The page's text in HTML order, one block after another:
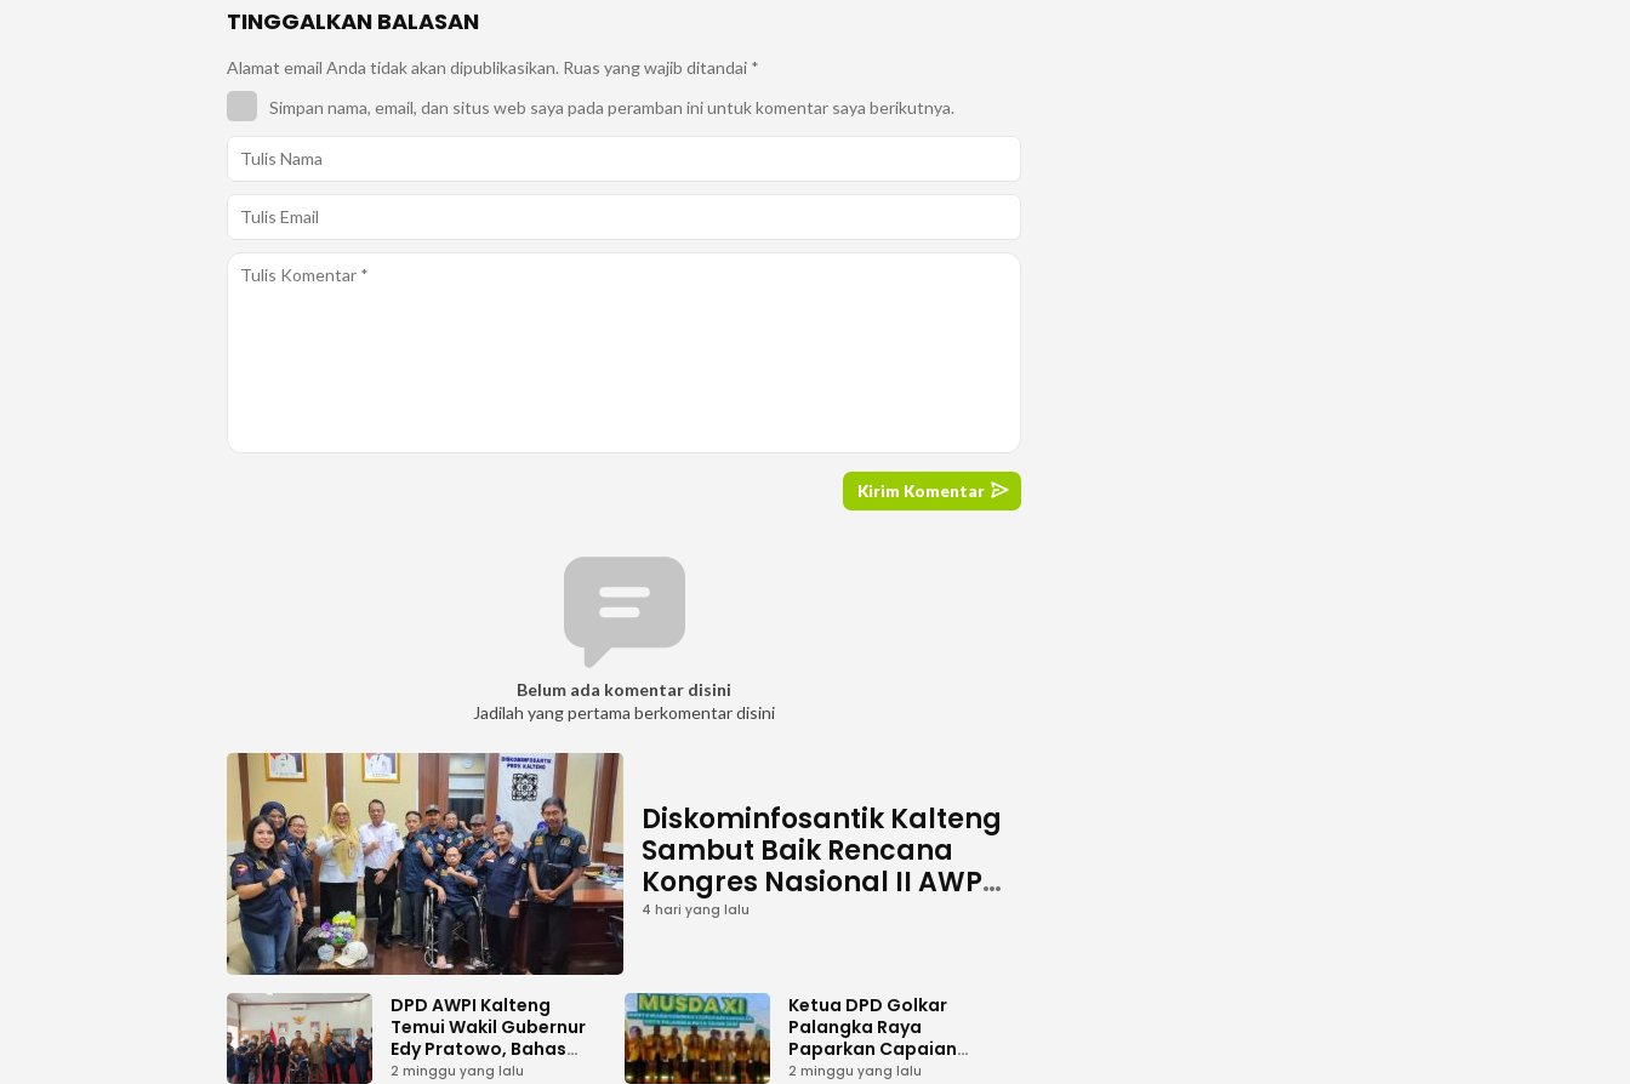
TINGGALKAN BALASAN
Alamat email Anda tidak akan dipublikasikan. Ruas yang wajib ditandai *
Simpan nama, email, dan situs web saya pada peramban ini untuk komentar saya berikutnya.
Belum ada komentar disini
Jadilah yang pertama berkomentar disini
Diskominfosantik Kalteng
Sambut Baik Rencana
Kongres Nasional II AWPI
Se-Indonesia
4 hari yang lalu
DPD AWPI Kalteng
Temui Wakil Gubernur
Edy Pratowo, Bahas
Dukungan Kongres
2 minggu yang lalu
Ketua DPD Golkar
Palangka Raya
Paparkan Capaian
Kepengurusan pada
2 minggu yang lalu